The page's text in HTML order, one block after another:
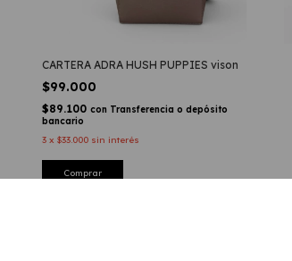
CARTERA ADRA HUSH PUPPIES vison
$99.000
$89.100 con Transferencia o depósito
bancario
3 x $33.000 sin interés
Comprar